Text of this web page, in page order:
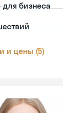
бизнеса
и цены (5)